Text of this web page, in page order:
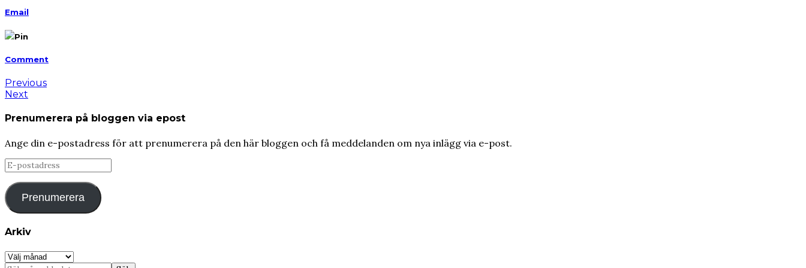
Email
Pin
Comment
Previous
Next
Prenumerera på bloggen via epost
Ange din e-postadress för att prenumerera på den här bloggen och få meddelanden om nya inlägg via e-post.
E-
postadress
Prenumerera
Arkiv
Arkiv